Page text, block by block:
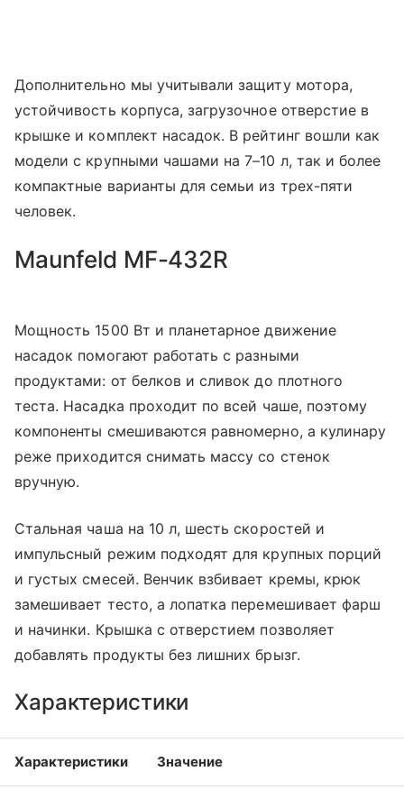
Дополнительно мы учитывали защиту мотора,
устойчивость корпуса, загрузочное отверстие в
крышке и комплект насадок. В рейтинг вошли как
модели с крупными чашами на 7–10 л, так и более
компактные варианты для семьи из трех-пяти
человек.
Maunfeld MF-432R
Мощность 1500 Вт и планетарное движение
насадок помогают работать с разными
продуктами: от белков и сливок до плотного
теста. Насадка проходит по всей чаше, поэтому
компоненты смешиваются равномерно, а кулинару
реже приходится снимать массу со стенок
вручную.
Стальная чаша на 10 л, шесть скоростей и
импульсный режим подходят для крупных порций
и густых смесей. Венчик взбивает кремы, крюк
замешивает тесто, а лопатка перемешивает фарш
и начинки. Крышка с отверстием позволяет
добавлять продукты без лишних брызг.
Характеристики
Характеристики Значение